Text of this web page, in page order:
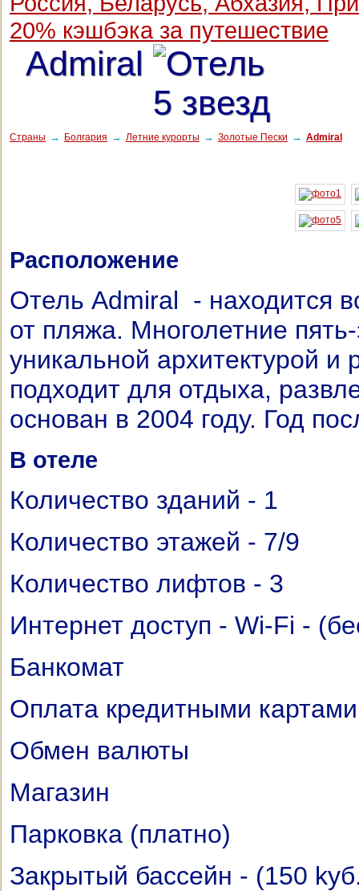
20% кэшбэка за путешествие
Admiral
Страны → Болгария → Летние курорты → Золотые Пески → Admiral
Расположение
Отель Admiral - находится
от пляжа. Многолетние
уникальной архитектурой
подходит для отдыха,
основан в 2004 году. Год
В отеле
Количество зданий - 1
Количество этажей - 7/9
Количество лифтов - 3
Интернет доступ - Wi-Fi -
Банкомат
Оплата кредитными картами
Обмен валюты
Магазин
Парковка (платно)
Закрытый бассейн - (150